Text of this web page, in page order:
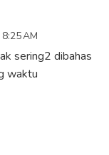
AM
sering2 dibahas
waktu